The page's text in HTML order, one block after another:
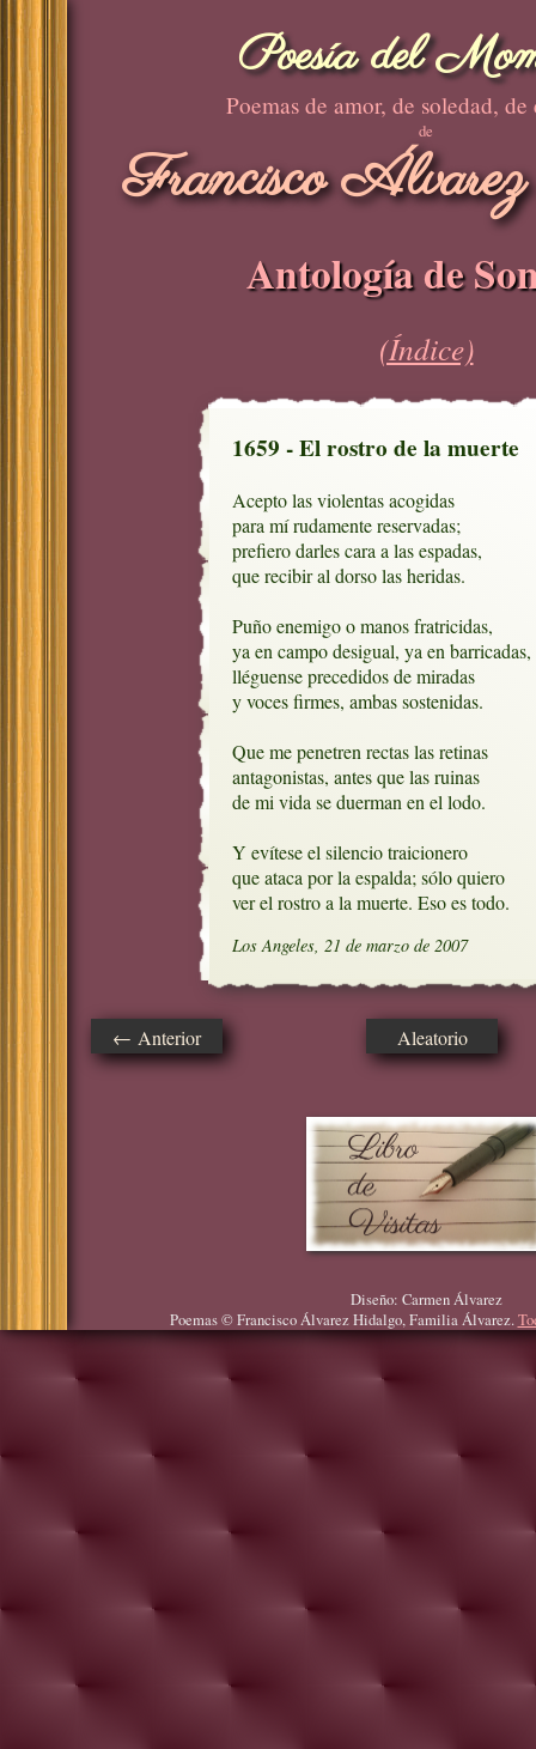
Poesía del
Poemas de amor, de soledad, de
de
Francisco
Antología de
(Índice)
1659 - El rostro de la muerte
Acepto las violentas acogidas
para mí rudamente reservadas;
prefiero darles cara a las espadas,
que recibir al dorso las heridas.
Puño enemigo o manos fratricidas,
ya en campo desigual, ya en barricadas,
lléguense precedidos de miradas
y voces firmes, ambas sostenidas.
Que me penetren rectas las retinas
antagonistas, antes que las ruinas
de mi vida se duerman en el lodo.
Y evítese el silencio traicionero
que ataca por la espalda; sólo quiero
ver el rostro a la muerte. Eso es todo.
Los Angeles, 21 de marzo de 2007
← Anterior Aleatorio
Diseño: Carmen Álvarez
Poemas © Francisco Álvarez Hidalgo, Familia Álvarez.